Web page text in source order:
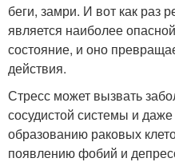
беги, замри. И вот как раз
является наиболее
состояние, и оно
действия.
Стресс может вызвать
сосудистой системы и
образованию раковых
появлению фобий и